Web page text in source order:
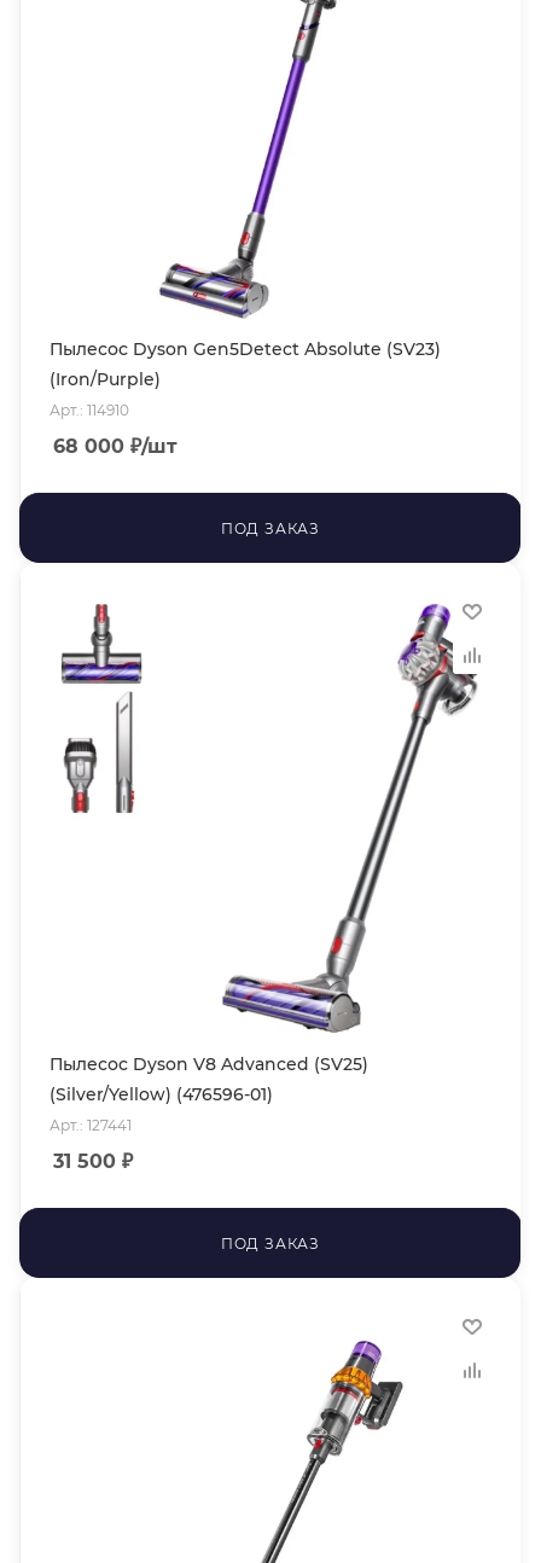
Пылесос Dyson Gen5Detect Absolute (SV23)
(Iron/Purple)
Арт.: 114910
68 000 ₽/шт
ПОД ЗАКАЗ
Пылесос Dyson V8 Advanced (SV25)
(Silver/Yellow) (476596-01)
Арт.: 127441
31 500 ₽
ПОД ЗАКАЗ